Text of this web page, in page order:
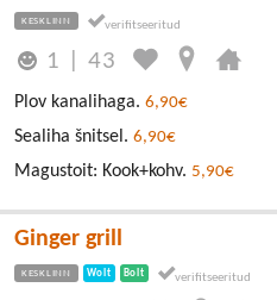
KESKLINN
1 |43
Plov kanalihaga. 6,90€
Sealiha šnitsel. 6,90€
Magustoit: Kook+kohv. 5,90€
Ginger grill
KESKLINN Wolt Bolt